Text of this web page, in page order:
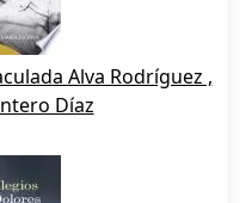
Alva Rodríguez ,
Díaz